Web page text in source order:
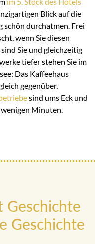
Blick auf die
schön durchatmen. Frei
wenn Sie diesen
Sie und gleichzeitig
tiefer stehen Sie im
Das Kaffeehaus
gegenüber,
sind ums Eck und
Minuten.
Geschichte
Geschichte